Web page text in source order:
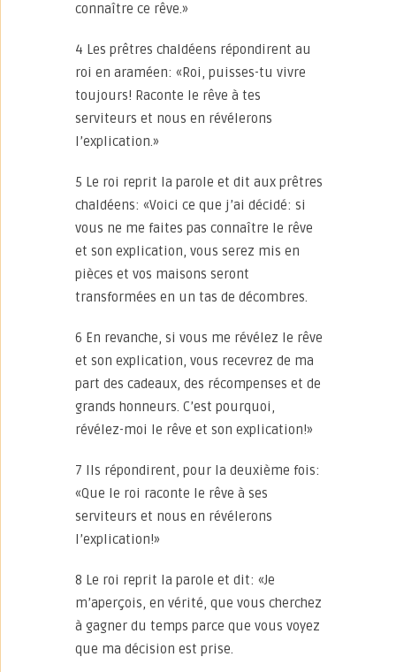
connaître ce rêve.»
4 Les prêtres chaldéens répondirent au
roi en araméen: «Roi, puisses-tu vivre
toujours! Raconte le rêve à tes
serviteurs et nous en révélerons
l’explication.»
5 Le roi reprit la parole et dit aux prêtres
chaldéens: «Voici ce que j’ai décidé: si
vous ne me faites pas connaître le rêve
et son explication, vous serez mis en
pièces et vos maisons seront
transformées en un tas de décombres.
6 En revanche, si vous me révélez le rêve
et son explication, vous recevrez de ma
part des cadeaux, des récompenses et de
grands honneurs. C’est pourquoi,
révélez-moi le rêve et son explication!»
7 Ils répondirent, pour la deuxième fois:
«Que le roi raconte le rêve à ses
serviteurs et nous en révélerons
l’explication!»
8 Le roi reprit la parole et dit: «Je
m’aperçois, en vérité, que vous cherchez
à gagner du temps parce que vous voyez
que ma décision est prise.